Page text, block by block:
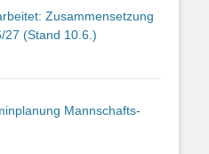
Zusammensetzung
27 (Stand 10.6.)
Mannschafts-